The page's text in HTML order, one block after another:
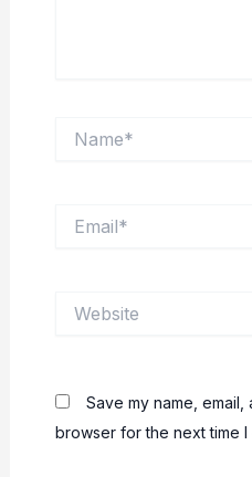
Save my name, email,
browser for the next time I